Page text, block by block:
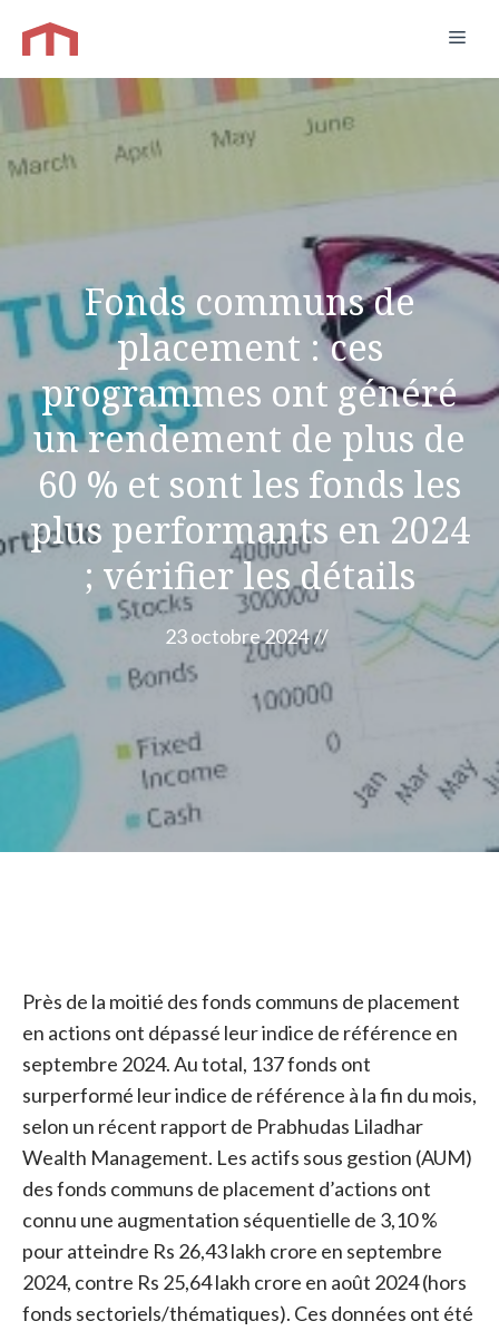
contenu
Fonds communs de
placement : ces
programmes ont généré
un rendement de plus de
60 % et sont les fonds les
plus performants en 2024
; vérifier les détails
23 octobre 2024 //
Près de la moitié des fonds communs de placement
en actions ont dépassé leur indice de référence en
septembre 2024. Au total, 137 fonds ont
surperformé leur indice de référence à la fin du mois,
selon un récent rapport de Prabhudas Liladhar
Wealth Management. Les actifs sous gestion (AUM)
des fonds communs de placement d’actions ont
connu une augmentation séquentielle de 3,10 %
pour atteindre Rs 26,43 lakh crore en septembre
2024, contre Rs 25,64 lakh crore en août 2024 (hors
fonds sectoriels/thématiques). Ces données ont été